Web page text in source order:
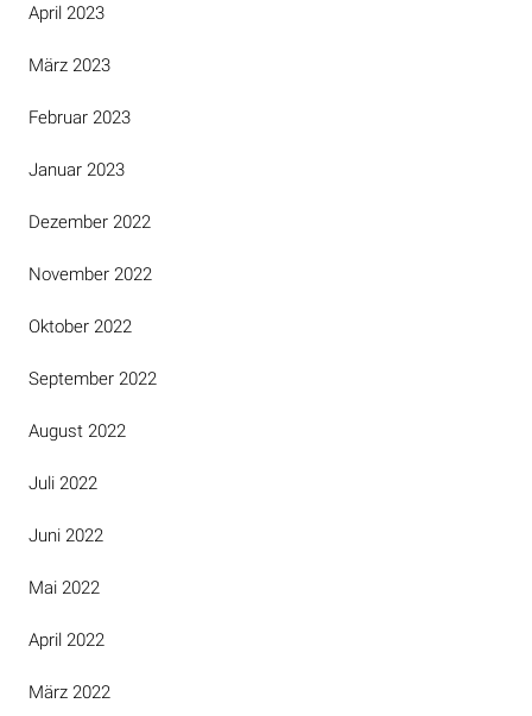
April 2023
März 2023
Februar 2023
Januar 2023
Dezember 2022
November 2022
Oktober 2022
September 2022
August 2022
Juli 2022
Juni 2022
Mai 2022
April 2022
März 2022